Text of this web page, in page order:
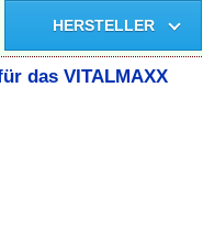
HERSTELLER
das VITALMAXX